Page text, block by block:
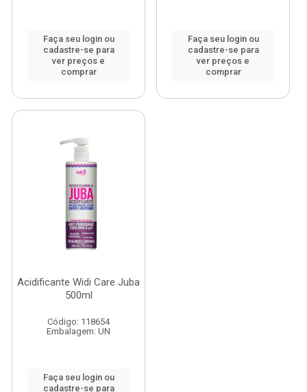
Faça seu login ou
cadastre-se para
ver preços e
comprar
Faça seu login ou
cadastre-se para
ver preços e
comprar
Acidificante Widi Care Juba
500ml
Código: 118654
Embalagem: UN
Faça seu login ou
cadastre-se para